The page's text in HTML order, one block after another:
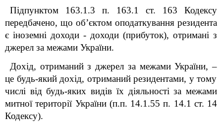
Підпунктом 163.1.3 п. 163.1 ст. 163 Кодексу
передбачено, що об’єктом оподаткування резидента
є іноземні доходи - доходи (прибуток), отримані з
джерел за межами України.
Дохід, отриманий з джерел за межами України,–
це будь-який дохід, отриманий резидентами, у тому
числі від будь-яких видів їх діяльності за межами
митної території України (п.п. 14.1.55 п. 14.1 ст. 14
Кодексу).